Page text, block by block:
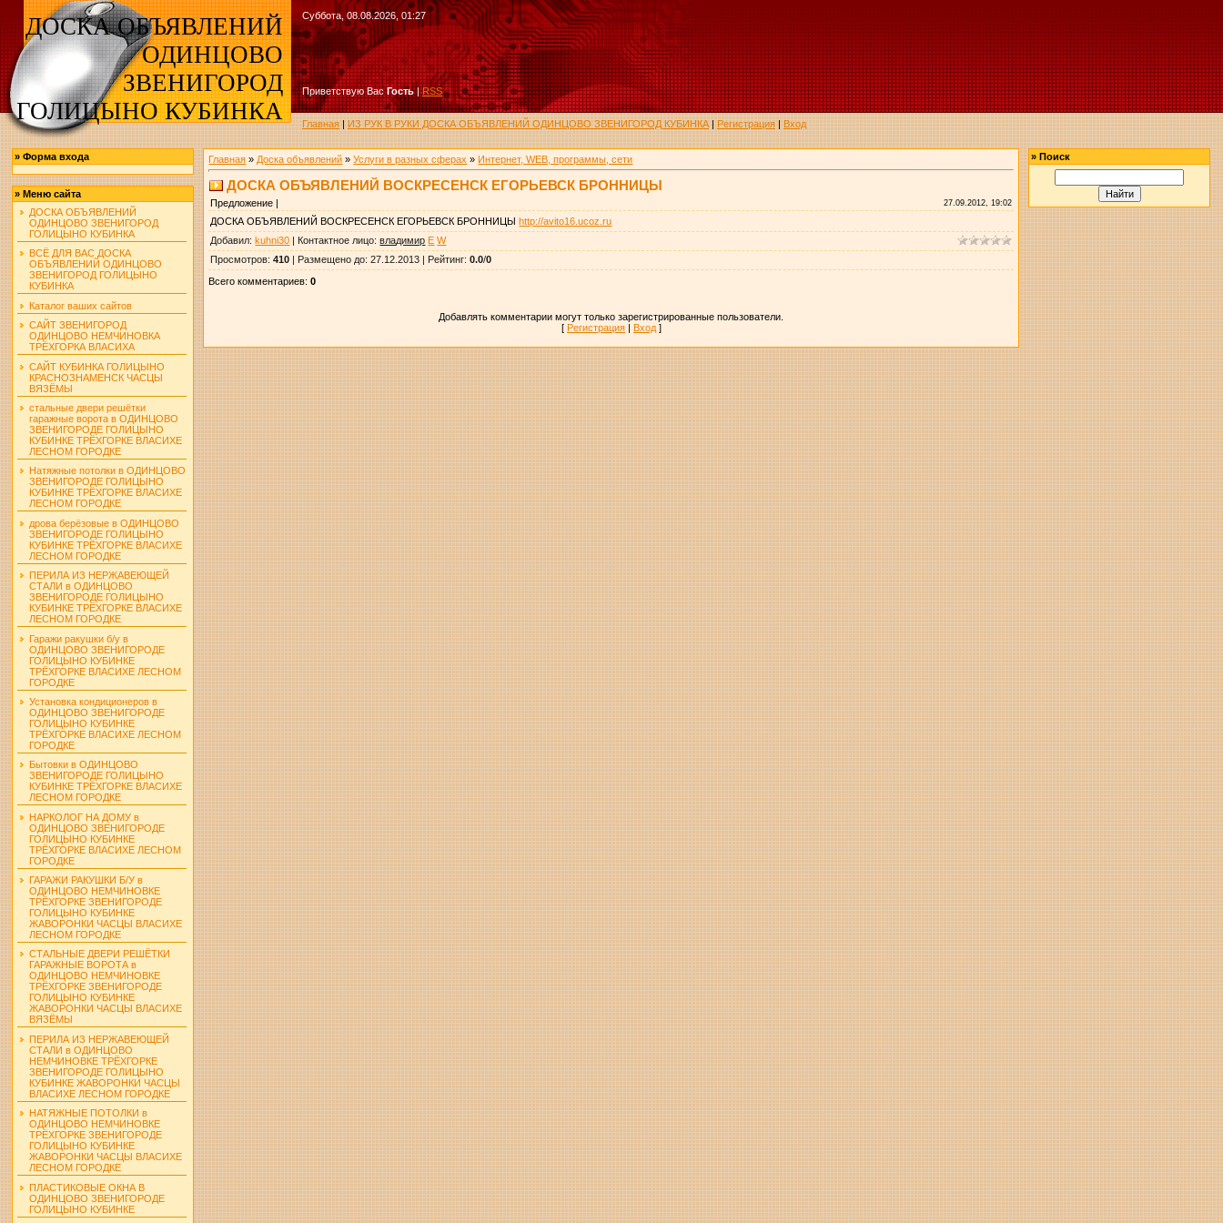
ДОСКА ОБЪЯВЛЕНИЙ
ОДИНЦОВО
ЗВЕНИГОРОД
ГОЛИЦЫНО КУБИНКА
Суббота, 08.08.2026, 01:27
Приветствую Вас Гость|RSS
Главная|ИЗ РУК В РУКИ ДОСКА ОБЪЯВЛЕНИЙ ОДИНЦОВО ЗВЕНИГОРОД КУБИНКА|Регистрация|Вход
»Форма входа
»Меню сайта
ДОСКА ОБЪЯВЛЕНИЙ
ОДИНЦОВО ЗВЕНИГОРОД
ГОЛИЦЫНО КУБИНКА
ВСЁ ДЛЯ ВАС ДОСКА
ОБЪЯВЛЕНИЙ ОДИНЦОВО
ЗВЕНИГОРОД ГОЛИЦЫНО
КУБИНКА
Каталог ваших сайтов
САЙТ ЗВЕНИГОРОД
ОДИНЦОВО НЕМЧИНОВКА
ТРЁХГОРКА ВЛАСИХА
САЙТ КУБИНКА ГОЛИЦЫНО
КРАСНОЗНАМЕНСК ЧАСЦЫ
ВЯЗЁМЫ
стальные двери решётки
гаражные ворота в ОДИНЦОВО
ЗВЕНИГОРОДЕ ГОЛИЦЫНО
КУБИНКЕ ТРЁХГОРКЕ ВЛАСИХЕ
ЛЕСНОМ ГОРОДКЕ
Натяжные потолки в ОДИНЦОВО
ЗВЕНИГОРОДЕ ГОЛИЦЫНО
КУБИНКЕ ТРЁХГОРКЕ ВЛАСИХЕ
ЛЕСНОМ ГОРОДКЕ
дрова берёзовые в ОДИНЦОВО
ЗВЕНИГОРОДЕ ГОЛИЦЫНО
КУБИНКЕ ТРЁХГОРКЕ ВЛАСИХЕ
ЛЕСНОМ ГОРОДКЕ
ПЕРИЛА ИЗ НЕРЖАВЕЮЩЕЙ
СТАЛИ в ОДИНЦОВО
ЗВЕНИГОРОДЕ ГОЛИЦЫНО
КУБИНКЕ ТРЁХГОРКЕ ВЛАСИХЕ
ЛЕСНОМ ГОРОДКЕ
Гаражи ракушки б/у в
ОДИНЦОВО ЗВЕНИГОРОДЕ
ГОЛИЦЫНО КУБИНКЕ
ТРЁХГОРКЕ ВЛАСИХЕ ЛЕСНОМ
ГОРОДКЕ
Установка кондиционеров в
ОДИНЦОВО ЗВЕНИГОРОДЕ
ГОЛИЦЫНО КУБИНКЕ
ТРЁХГОРКЕ ВЛАСИХЕ ЛЕСНОМ
ГОРОДКЕ
Бытовки в ОДИНЦОВО
ЗВЕНИГОРОДЕ ГОЛИЦЫНО
КУБИНКЕ ТРЁХГОРКЕ ВЛАСИХЕ
ЛЕСНОМ ГОРОДКЕ
НАРКОЛОГ НА ДОМУ в
ОДИНЦОВО ЗВЕНИГОРОДЕ
ГОЛИЦЫНО КУБИНКЕ
ТРЁХГОРКЕ ВЛАСИХЕ ЛЕСНОМ
ГОРОДКЕ
ГАРАЖИ РАКУШКИ Б/У в
ОДИНЦОВО НЕМЧИНОВКЕ
ТРЁХГОРКЕ ЗВЕНИГОРОДЕ
ГОЛИЦЫНО КУБИНКЕ
ЖАВОРОНКИ ЧАСЦЫ ВЛАСИХЕ
ЛЕСНОМ ГОРОДКЕ
СТАЛЬНЫЕ ДВЕРИ РЕШЁТКИ
ГАРАЖНЫЕ ВОРОТА в
ОДИНЦОВО НЕМЧИНОВКЕ
ТРЁХГОРКЕ ЗВЕНИГОРОДЕ
ГОЛИЦЫНО КУБИНКЕ
ЖАВОРОНКИ ЧАСЦЫ ВЛАСИХЕ
ВЯЗЁМЫ
ПЕРИЛА ИЗ НЕРЖАВЕЮЩЕЙ
СТАЛИ в ОДИНЦОВО
НЕМЧИНОВКЕ ТРЁХГОРКЕ
ЗВЕНИГОРОДЕ ГОЛИЦЫНО
КУБИНКЕ ЖАВОРОНКИ ЧАСЦЫ
ВЛАСИХЕ ЛЕСНОМ ГОРОДКЕ
НАТЯЖНЫЕ ПОТОЛКИ в
ОДИНЦОВО НЕМЧИНОВКЕ
ТРЁХГОРКЕ ЗВЕНИГОРОДЕ
ГОЛИЦЫНО КУБИНКЕ
ЖАВОРОНКИ ЧАСЦЫ ВЛАСИХЕ
ЛЕСНОМ ГОРОДКЕ
ПЛАСТИКОВЫЕ ОКНА В
ОДИНЦОВО ЗВЕНИГОРОДЕ
ГОЛИЦЫНО КУБИНКЕ
Главная » Доска объявлений »Услуги в разных сферах » Интернет, WEB, программы, сети
ДОСКА ОБЪЯВЛЕНИЙ ВОСКРЕСЕНСК ЕГОРЬЕВСК БРОННИЦЫ
Предложение | 27.09.2012, 19:02
ДОСКА ОБЪЯВЛЕНИЙ ВОСКРЕСЕНСК ЕГОРЬЕВСК БРОННИЦЫhttp://avito16.ucoz.ru
Добавил:kuhni30 | Контактное лицо:владимир E W
Просмотров:410 | Размещено до: 27.12.2013 | Рейтинг:0.0/0
Всего комментариев:0
Добавлять комментарии могут только зарегистрированные пользователи.
[ Регистрация| Вход]
»Поиск